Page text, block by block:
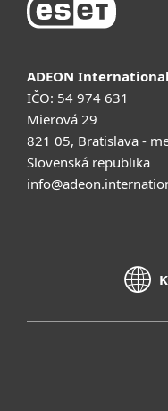
ADEON
IČO: 54 974 631
Mierová 29
821 05, Bratislava -
Slovenská republika